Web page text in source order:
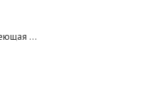
Нержавеющая сталь